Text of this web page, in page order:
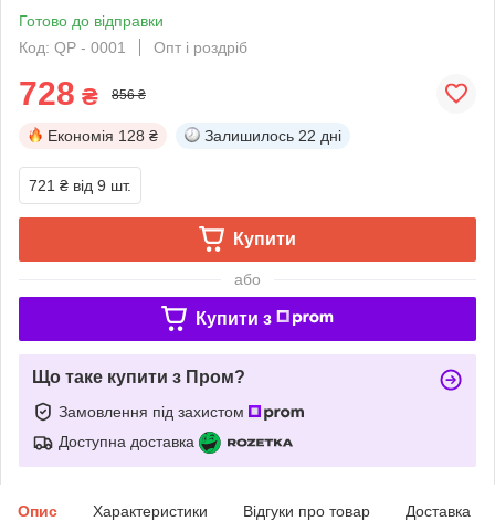
Готово до відправки
Код: QP - 0001
Опт і роздріб
728 ₴ 856 ₴
Економія 128 ₴ Залишилось 22 дні
721 ₴ від 9 шт.
Купити
або
Купити з
Що таке купити з Пром?
Замовлення під захистом
Доступна доставка
Опис Характеристики Відгуки про товар Доставка